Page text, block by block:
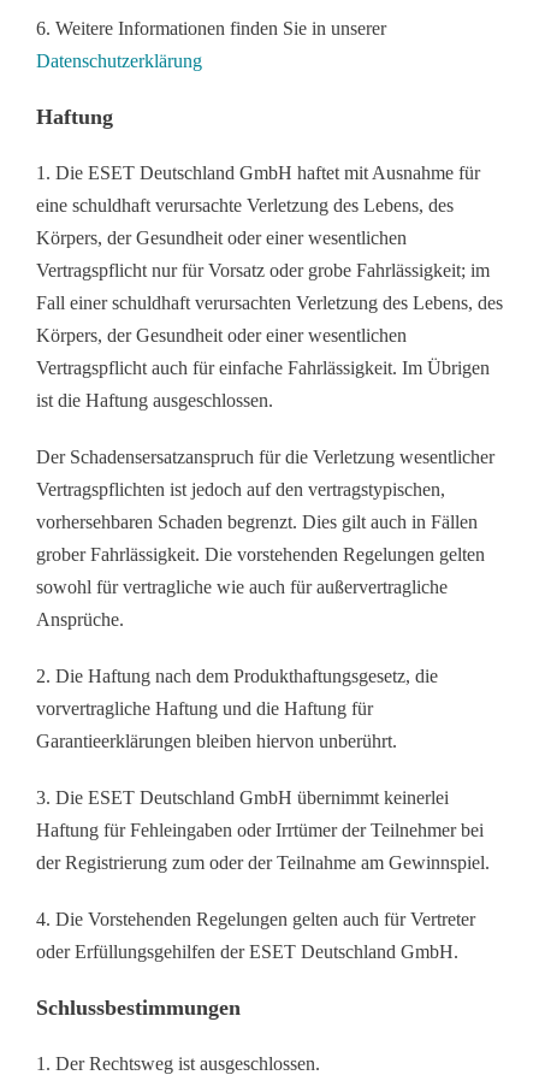
6. Weitere Informationen finden Sie in unserer
Datenschutzerklärung
Haftung
1. Die ESET Deutschland GmbH haftet mit Ausnahme für
eine schuldhaft verursachte Verletzung des Lebens, des
Körpers, der Gesundheit oder einer wesentlichen
Vertragspflicht nur für Vorsatz oder grobe Fahrlässigkeit; im
Fall einer schuldhaft verursachten Verletzung des Lebens, des
Körpers, der Gesundheit oder einer wesentlichen
Vertragspflicht auch für einfache Fahrlässigkeit. Im Übrigen
ist die Haftung ausgeschlossen.
Der Schadensersatzanspruch für die Verletzung wesentlicher
Vertragspflichten ist jedoch auf den vertragstypischen,
vorhersehbaren Schaden begrenzt. Dies gilt auch in Fällen
grober Fahrlässigkeit. Die vorstehenden Regelungen gelten
sowohl für vertragliche wie auch für außervertragliche
Ansprüche.
2. Die Haftung nach dem Produkthaftungsgesetz, die
vorvertragliche Haftung und die Haftung für
Garantieerklärungen bleiben hiervon unberührt.
3. Die ESET Deutschland GmbH übernimmt keinerlei
Haftung für Fehleingaben oder Irrtümer der Teilnehmer bei
der Registrierung zum oder der Teilnahme am Gewinnspiel.
4. Die Vorstehenden Regelungen gelten auch für Vertreter
oder Erfüllungsgehilfen der ESET Deutschland GmbH.
Schlussbestimmungen
1. Der Rechtsweg ist ausgeschlossen.